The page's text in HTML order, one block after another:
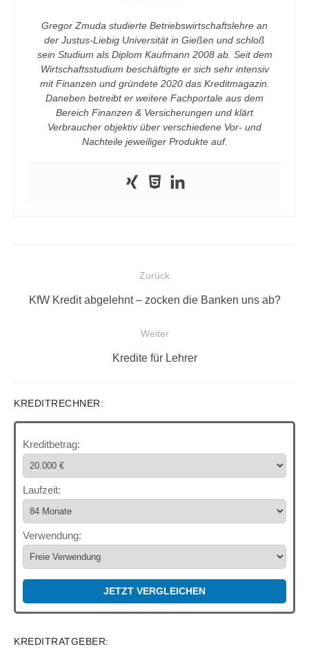
Gregor Zmuda studierte Betriebswirtschaftslehre an
der Justus-Liebig Universität in Gießen und schloß
sein Studium als Diplom Kaufmann 2008 ab. Seit dem
Wirtschaftsstudium beschäftigte er sich sehr intensiv
mit Finanzen und gründete 2020 das Kreditmagazin.
Daneben betreibt er weitere Fachportale aus dem
Bereich Finanzen & Versicherungen und klärt
Verbraucher objektiv über verschiedene Vor- und
Nachteile jeweiliger Produkte auf.
BeitragsnavigationZurück
Vorheriger
KfW Kredit abgelehnt – zocken die Banken uns ab?
Weiter
Nächster
Kredite für Lehrer
KREDITRECHNER:
Kreditbetrag:
Laufzeit:
Verwendung:
JETZT VERGLEICHEN
KREDITRATGEBER: